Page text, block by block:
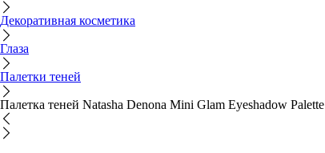
Декоративная косметика
Глаза
Палетки теней
Палетка теней Natasha Denona Mini Glam Eyeshadow Palette